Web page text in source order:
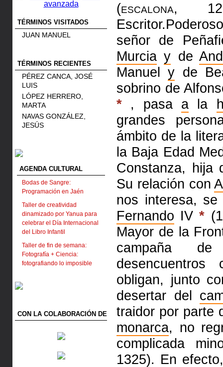
TÉRMINOS VISITADOS
JUAN MANUEL
TÉRMINOS RECIENTES
PÉREZ CANCA, JOSÉ
LUIS
LÓPEZ HERRERO,
MARTA
NAVAS GONZÁLEZ,
JESÚS
AGENDA CULTURAL
Bodas de Sangre:
Programación en Jaén
Taller de creatividad
dinamizado por Yanua para
celebrar el Día Internacional
del Libro Infantil
Taller de fin de semana:
Fotografía + Ciencia:
fotografiando lo imposible
CON LA COLABORACIÓN DE
(escalona,
señor de
Murcia y de
Manuely de
sobrino de
* , pasa ala
grandes
ámbito de la
la Baja Edad
Constanza, hija
Su relación con
nos interesa,
Fernando IV*
Mayor de la
campaña
obligan, junto
desertar del
traidor por parte
monarca, no
complicada
1325). En